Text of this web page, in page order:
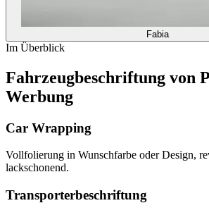
Fabia
Im Überblick
Fahrzeugbeschriftung von
Werbung
Car Wrapping
Vollfolierung in Wunschfarbe oder Design,
lackschonend.
Transporterbeschriftung